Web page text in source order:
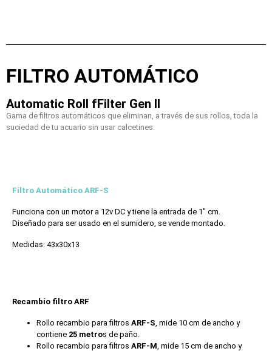
FILTRO AUTOMÁTICO
Automatic Roll fFilter Gen II
Gama de filtros automáticos que eliminan, a través de sus rollos, toda la
suciedad de tu acuario sin usar calcetines.
Filtro Automático ARF-S
Funciona con un motor a 12v DC y tiene la entrada de 1″ cm.
Diseñado para ser usado en el sumidero, se vende montado.
Medidas: 43x30x13
Recambio filtro ARF
Rollo recambio para filtros ARF-S , mide 10 cm de ancho y
contiene 25 metros de paño.
Rollo recambio para filtros ARF-M , mide 15 cm de ancho y